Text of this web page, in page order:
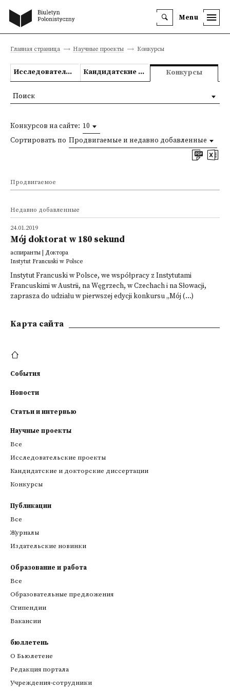
Menu
Главная страница Научные проекты Конкурсы
Исследовательские проекты Кандидатские и докторские диссертации Конкурсы
Конкурсов на сайте: 10
Сортировать по Продвигаемые и недавно добавленные
Продвигаемое
Недавно добавленные
24.01.2019
Mój doktorat w 180 sekund
аспиранты | Доктора
Instytut Francuski w Polsce
Instytut Francuski w Polsce, we współpracy z Instytutami
Francuskimi w Austrii, na Węgrzech, w Czechach i na Słowacji,
zaprasza do udziału w pierwszej edycji konkursu „Mój (...)
Поиск
Kарта сайта
События
Новости
Статьи и интервью
Научные проекты
Все
Исследовательские проекты
Кандидатские и докторские диссертации
Конкурсы
Публикации
Все
Журналы
Издательские новинки
Образование и работа
Все
Образовательные предложения
Стипендии
Вакансии
бюллетень
О Бьюлетене
Редакция портала
Учреждения-сотрудники